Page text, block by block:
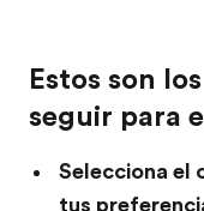
Estos son
seguir para
Selecciona el
tus